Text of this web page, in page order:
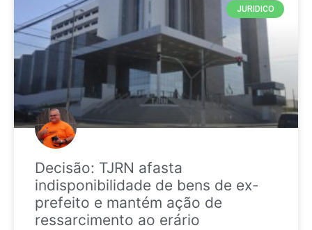
JURIDICO
Decisão: TJRN afasta
indisponibilidade de bens de ex-
prefeito e mantém ação de
ressarcimento ao erário